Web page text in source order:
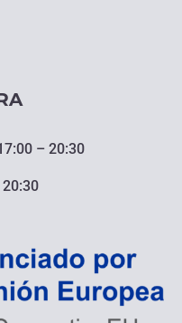
– 20:30